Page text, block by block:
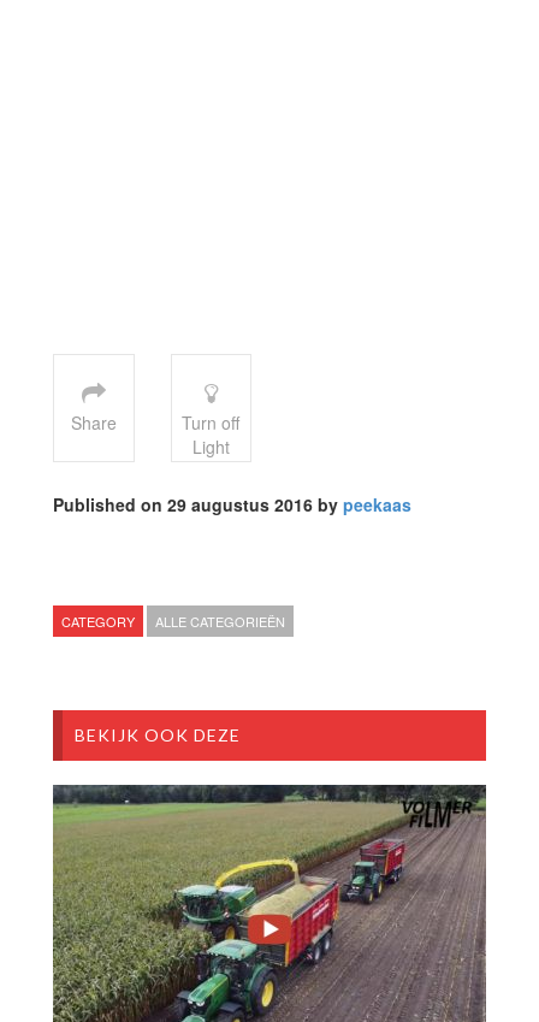
Share
Turn off
Light
Published on 29 augustus 2016 by peekaas
CATEGORY ALLE CATEGORIEËN
BEKIJK OOK DEZE